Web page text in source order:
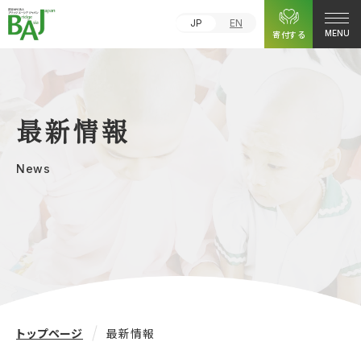
JP
EN
寄付する
MENU
最新情報
News
トップページ 最新情報